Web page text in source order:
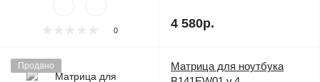
0 4 580р.
Продано
Матрица для ноутбука